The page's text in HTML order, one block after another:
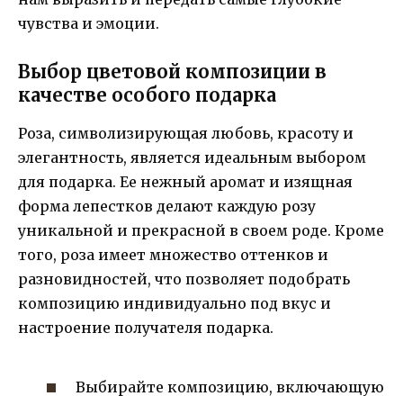
чувства и эмоции.
Выбор цветовой композиции в
качестве особого подарка
Роза, символизирующая любовь, красоту и
элегантность, является идеальным выбором
для подарка. Ее нежный аромат и изящная
форма лепестков делают каждую розу
уникальной и прекрасной в своем роде. Кроме
того, роза имеет множество оттенков и
разновидностей, что позволяет подобрать
композицию индивидуально под вкус и
настроение получателя подарка.
Выбирайте композицию, включающую